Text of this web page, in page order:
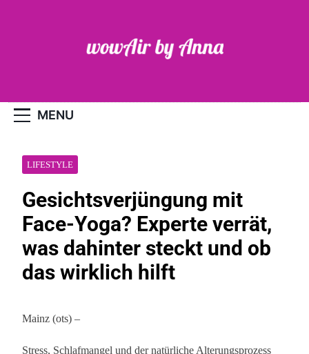
MENU
LIFESTYLE
Gesichtsverjüngung mit
Face-Yoga? Experte verrät,
was dahinter steckt und ob
das wirklich hilft
Mainz (ots) –
Stress, Schlafmangel und der natürliche Alterungsprozess